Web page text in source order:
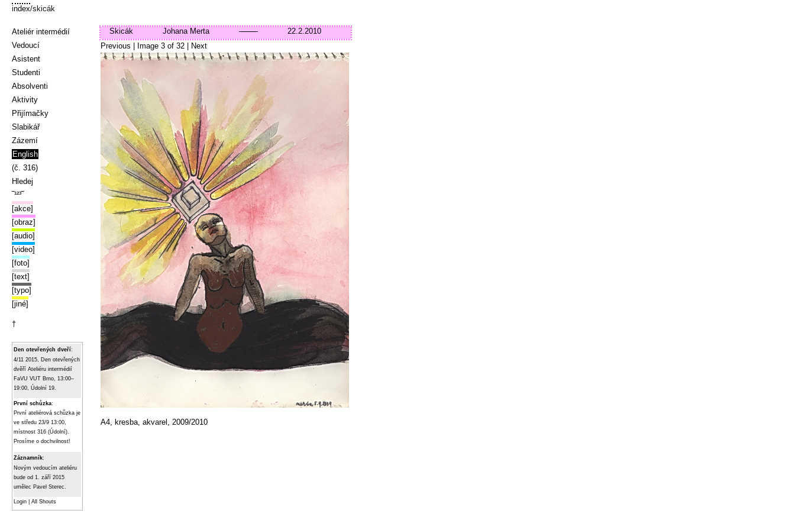
index/skicák
Ateliér intermédií
Vedoucí
Asistent
Studenti
Absolventi
Aktivity
Přijímačky
Slabikář
Zázemí
English
(č. 316)
Hledej
‾¹²³‾
[akce]
[obraz]
[audio]
[video]
[foto]
[text]
[typo]
[jiné]
†
Den otevřených dveří:
4/11 2015, Den otevřených
dvěří Ateliéru intermédií
FaVU VUT Brno, 13:00–
19:00, Údolní 19.
První schůzka:
První ateliérová schůzka je
ve středu 23/9 13:00,
místnost 316 (Údolní).
Prosíme o dochvilnost!
Záznamník:
Novým vedoucím ateliéru
bude od 1. září 2015
umělec Pavel Sterec.
Login All Shouts
Skicák Johana Merta
22.2.2010
Previous | Image 3 of 32 Next
A4, kresba, akvarel, 2009/2010